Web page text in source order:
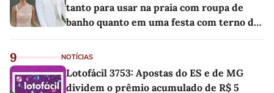
tanto para usar na praia com roupa de
banho quanto em uma festa com terno de
9 NOTÍCIAS
Lotofácil 3753: Apostas do ES e de MG
dividem o prêmio acumulado de R$ 5